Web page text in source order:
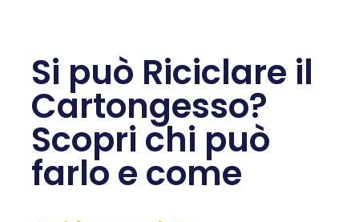
Si può Riciclare il
Cartongesso?
Scopri chi può
farlo e come